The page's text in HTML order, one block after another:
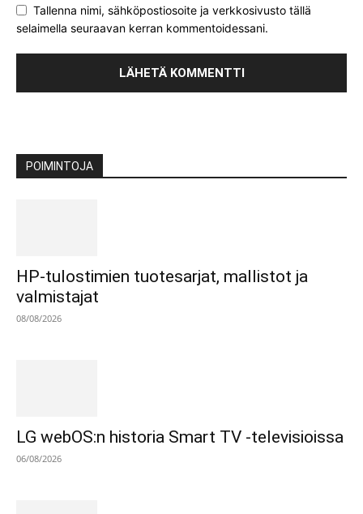
Tallenna nimi, sähköpostiosoite ja verkkosivusto tällä
selaimella seuraavan kerran kommentoidessani.
POIMINTOJA
HP-tulostimien tuotesarjat, mallistot ja
valmistajat
08/08/2026
LG webOS:n historia Smart TV -televisioissa
06/08/2026